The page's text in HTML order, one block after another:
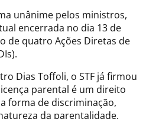
unânime pelos ministros,
encerrada no dia 13 de
de quatro Ações Diretas de
Dias Toffoli, o STF já firmou
parental é um direito
forma de discriminação,
da parentalidade.